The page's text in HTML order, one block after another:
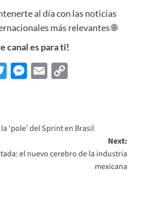
al día con las noticias
más relevantes 🌐
canal es para ti!
Twitter
Messenger
EmailCopy
‘pole’ del Sprint en Brasil
Next:
el nuevo cerebro de la industria
mexicana